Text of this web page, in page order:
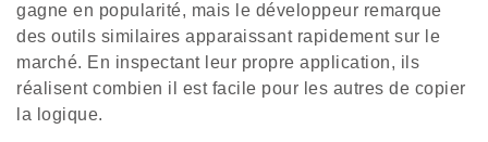
gagne en popularité, mais le développeur remarque
des outils similaires apparaissant rapidement sur le
marché. En inspectant leur propre application, ils
réalisent combien il est facile pour les autres de copier
la logique.